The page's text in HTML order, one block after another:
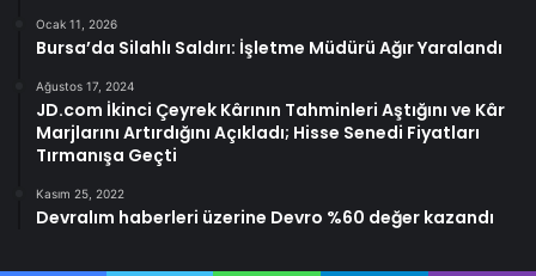
Ocak 11, 2026
Bursa’da Silahlı Saldırı: İşletme Müdürü Ağır Yaralandı
Ağustos 17, 2024
JD.com İkinci Çeyrek Kârının Tahminleri Aştığını ve Kâr
Marjlarını Artırdığını Açıkladı; Hisse Senedi Fiyatları
Tırmanışa Geçti
Kasım 25, 2022
Devralım haberleri üzerine Devro %60 değer kazandı